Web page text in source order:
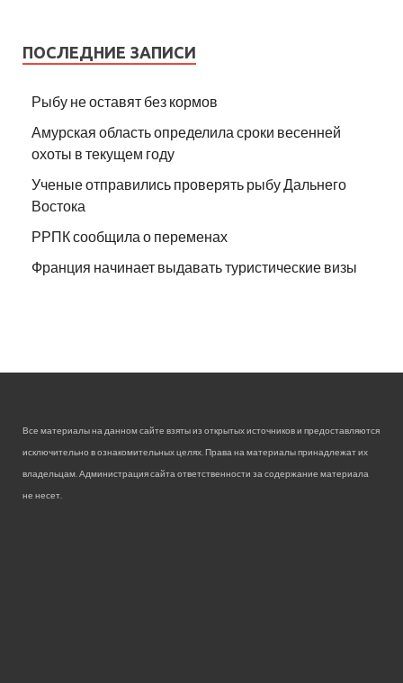
ПОСЛЕДНИЕ ЗАПИСИ
Рыбу не оставят без кормов
Амурская область определила сроки весенней
охоты в текущем году
Ученые отправились проверять рыбу Дальнего
Востока
РРПК сообщила о переменах
Франция начинает выдавать туристические визы
Все материалы на данном сайте взяты из открытых источников и предоставляются
исключительно в ознакомительных целях. Права на материалы принадлежат их
владельцам. Администрация сайта ответственности за содержание материала
не несет.